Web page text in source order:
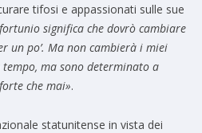
tifosi e appassionati sulle sue
significa che dovrò cambiare
un po’. Ma non cambierà i miei
ma sono determinato a
che mai».
statunitense in vista dei